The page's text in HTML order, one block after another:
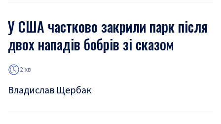
У США частково закрили парк після
двох нападів бобрів зі сказом
2 хв
Владислав Щербак